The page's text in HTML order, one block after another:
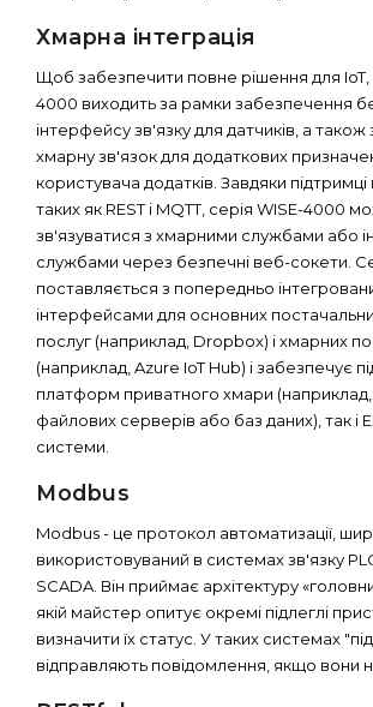
Хмарна інтеграція
Щоб забезпечити повне рішення для IoT,
4000 виходить за рамки забезпечення
інтерфейсу зв'язку для датчиків, а
хмарну зв'язок для додаткових
користувача додатків. Завдяки підтримці
таких як REST і MQTT, серія WISE-4000
зв'язуватися з хмарними службами або
службами через безпечні веб-сокети.
поставляється з попередньо
інтерфейсами для основних
послуг (наприклад, Dropbox) і хмарних
(наприклад, Azure IoT Hub) і забезпечує
платформ приватного хмари
файлових серверів або баз даних), так і
системи.
Modbus
Modbus - це протокол автоматизації,
використовуваний в системах зв'язку
SCADA. Він приймає архітектуру
якій майстер опитує окремі підлеглі
визначити їх статус. У таких системах
відправляють повідомлення, якщо вони